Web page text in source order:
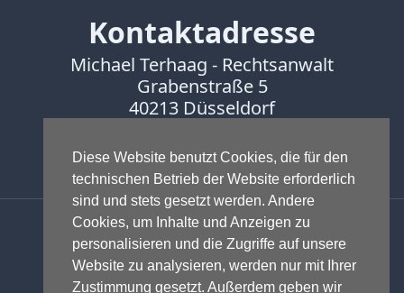
Diese Website benutzt Cookies, die für den
technischen Betrieb der Website erforderlich
sind und stets gesetzt werden. Andere
Cookies, um Inhalte und Anzeigen zu
personalisieren und die Zugriffe auf unsere
Website zu analysieren, werden nur mit Ihrer
Zustimmung gesetzt. Außerdem geben wir
Kontaktadresse
Michael Terhaag - Rechtsanwalt
Grabenstraße 5
40213 Düsseldorf
Fax:0211-16888601
Anwalt - Rechtsanwalt - Fachanwalt
für Gewerblichen Rechtsschutz -
Fachanwalt für IT-Recht -